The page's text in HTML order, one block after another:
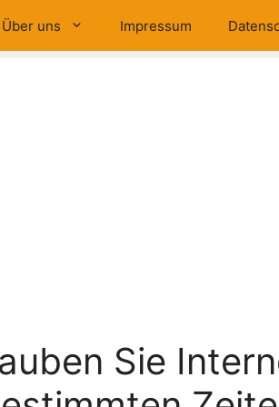
Über uns Impressum
Sie